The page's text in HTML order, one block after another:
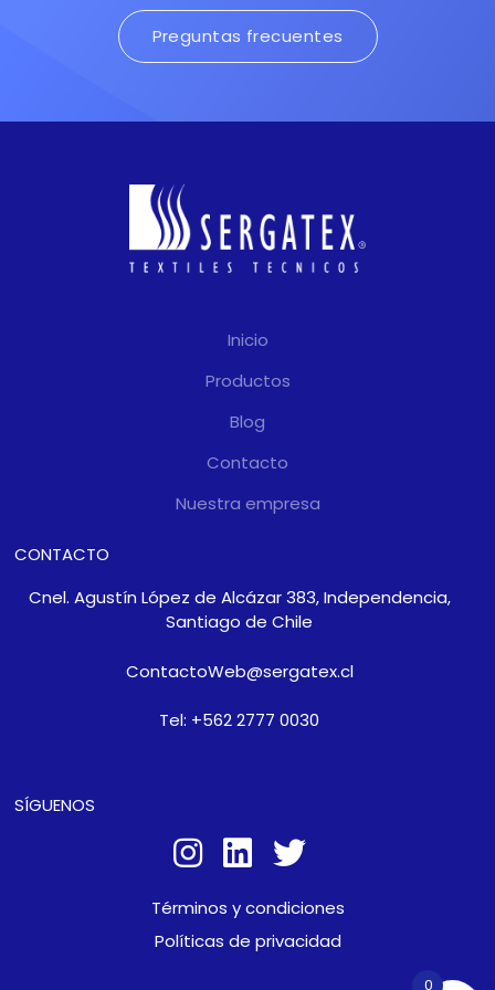
Preguntas frecuentes
Inicio
Productos
Blog
Contacto
Nuestra empresa
CONTACTO
Cnel. Agustín López de Alcázar 383, Independencia,
Santiago de Chile
ContactoWeb@sergatex.cl
Tel: +562 2777 0030
SÍGUENOS
Términos y condiciones
Políticas de privacidad
0